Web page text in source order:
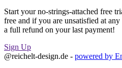
Start your no-strings-attached free
free and if you are unsatisfied at
a full refund on your last payment!
Sign Up
@reichelt-design.de - powered by